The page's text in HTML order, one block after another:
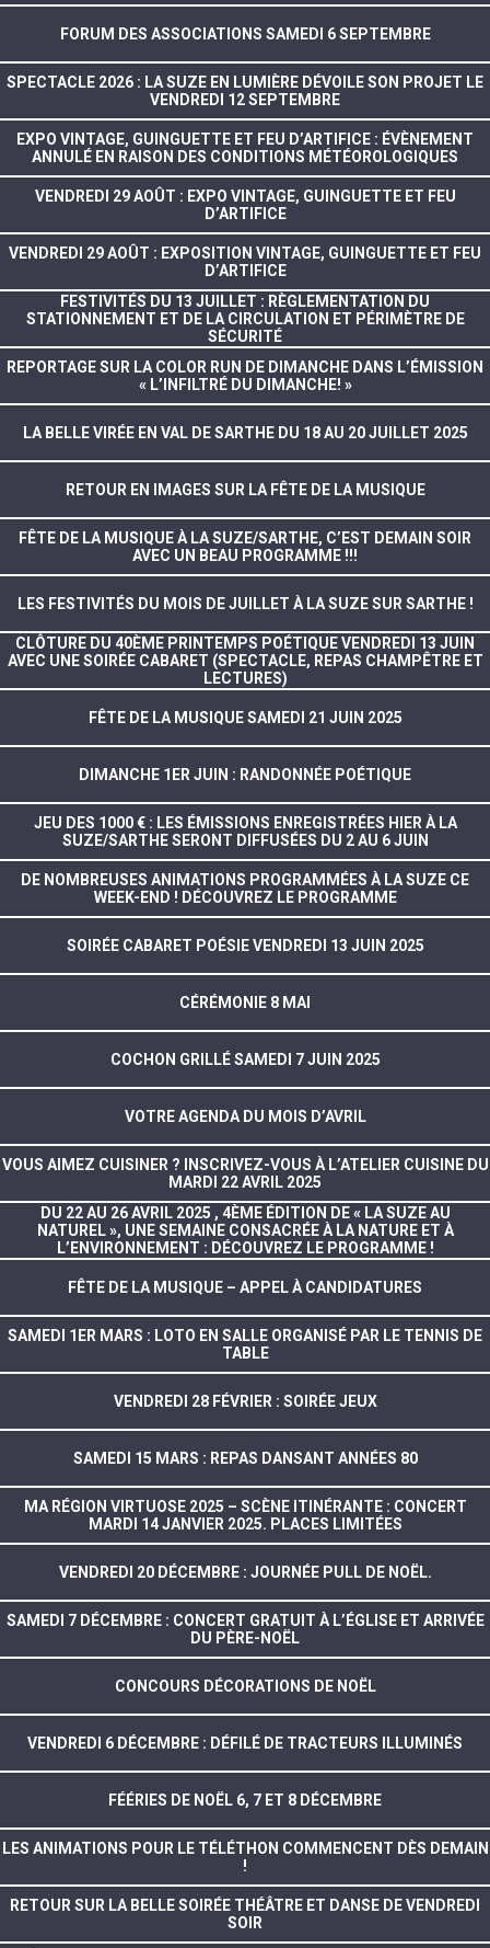
FORUM DES ASSOCIATIONS SAMEDI 6 SEPTEMBRE
SPECTACLE 2026 : LA SUZE EN LUMIÈRE DÉVOILE SON PROJET LE
VENDREDI 12 SEPTEMBRE
EXPO VINTAGE, GUINGUETTE ET FEU D’ARTIFICE : ÉVÈNEMENT
ANNULÉ EN RAISON DES CONDITIONS MÉTÉOROLOGIQUES
VENDREDI 29 AOÛT : EXPO VINTAGE, GUINGUETTE ET FEU
D’ARTIFICE
VENDREDI 29 AOÛT : EXPOSITION VINTAGE, GUINGUETTE ET FEU
D’ARTIFICE
FESTIVITÉS DU 13 JUILLET : RÈGLEMENTATION DU
STATIONNEMENT ET DE LA CIRCULATION ET PÉRIMÈTRE DE
SÉCURITÉ
REPORTAGE SUR LA COLOR RUN DE DIMANCHE DANS L’ÉMISSION
« L’INFILTRÉ DU DIMANCHE! »
LA BELLE VIRÉE EN VAL DE SARTHE DU 18 AU 20 JUILLET 2025
RETOUR EN IMAGES SUR LA FÊTE DE LA MUSIQUE
FÊTE DE LA MUSIQUE À LA SUZE/SARTHE, C’EST DEMAIN SOIR
AVEC UN BEAU PROGRAMME !!!
LES FESTIVITÉS DU MOIS DE JUILLET À LA SUZE SUR SARTHE !
CLÔTURE DU 40ÈME PRINTEMPS POÉTIQUE VENDREDI 13 JUIN
AVEC UNE SOIRÉE CABARET (SPECTACLE, REPAS CHAMPÊTRE ET
LECTURES)
FÊTE DE LA MUSIQUE SAMEDI 21 JUIN 2025
DIMANCHE 1ER JUIN : RANDONNÉE POÉTIQUE
JEU DES 1000 € : LES ÉMISSIONS ENREGISTRÉES HIER À LA
SUZE/SARTHE SERONT DIFFUSÉES DU 2 AU 6 JUIN
DE NOMBREUSES ANIMATIONS PROGRAMMÉES À LA SUZE CE
WEEK-END ! DÉCOUVREZ LE PROGRAMME
SOIRÉE CABARET POÉSIE VENDREDI 13 JUIN 2025
CÉRÉMONIE 8 MAI
COCHON GRILLÉ SAMEDI 7 JUIN 2025
VOTRE AGENDA DU MOIS D’AVRIL
VOUS AIMEZ CUISINER ? INSCRIVEZ-VOUS À L’ATELIER CUISINE DU
MARDI 22 AVRIL 2025
DU 22 AU 26 AVRIL 2025 , 4ÈME ÉDITION DE « LA SUZE AU
NATUREL », UNE SEMAINE CONSACRÉE À LA NATURE ET À
L’ENVIRONNEMENT : DÉCOUVREZ LE PROGRAMME !
FÊTE DE LA MUSIQUE – APPEL À CANDIDATURES
SAMEDI 1ER MARS : LOTO EN SALLE ORGANISÉ PAR LE TENNIS DE
TABLE
VENDREDI 28 FÉVRIER : SOIRÉE JEUX
SAMEDI 15 MARS : REPAS DANSANT ANNÉES 80
MA RÉGION VIRTUOSE 2025 – SCÈNE ITINÉRANTE : CONCERT
MARDI 14 JANVIER 2025. PLACES LIMITÉES
VENDREDI 20 DÉCEMBRE : JOURNÉE PULL DE NOËL.
SAMEDI 7 DÉCEMBRE : CONCERT GRATUIT À L’ÉGLISE ET ARRIVÉE
DU PÈRE-NOËL
CONCOURS DÉCORATIONS DE NOËL
VENDREDI 6 DÉCEMBRE : DÉFILÉ DE TRACTEURS ILLUMINÉS
FÉÉRIES DE NOËL 6, 7 ET 8 DÉCEMBRE
LES ANIMATIONS POUR LE TÉLÉTHON COMMENCENT DÈS DEMAIN
!
RETOUR SUR LA BELLE SOIRÉE THÉÂTRE ET DANSE DE VENDREDI
SOIR